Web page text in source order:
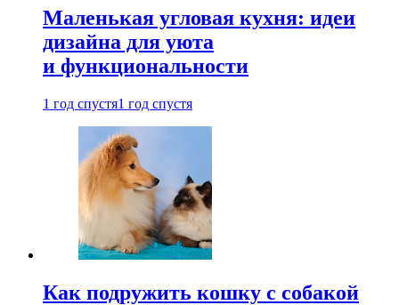
Маленькая угловая кухня: идеи
дизайна для уюта
и функциональности
1 год спустя1 год спустя
Как подружить кошку с собакой